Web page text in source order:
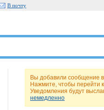
В почту
Вы добавили сообщение
Нажмите, чтобы перейти
Уведомления будут
немедленно